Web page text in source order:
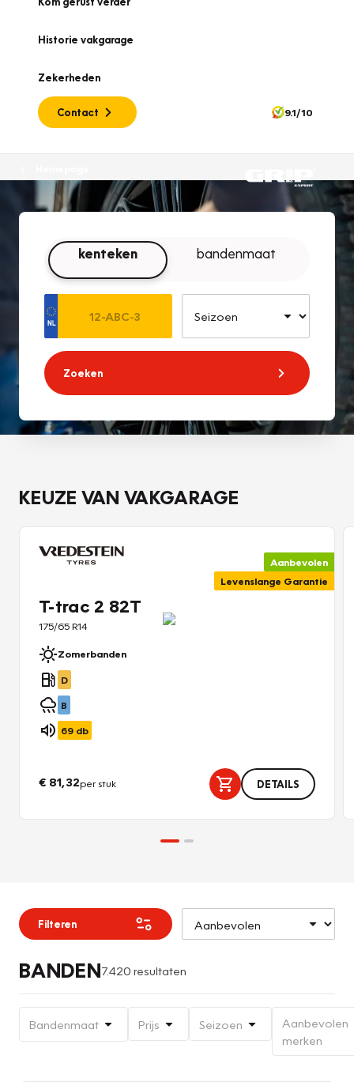
Historie vakgarage
Zekerheden
Contact 9.1/10
kenteken bandenmaat
Zoeken
KEUZE VAN VAKGARAGE
Aanbevolen
Levenslange Garantie
T-trac 2 82T
175/65 R14
Zomerbanden
D
B
69 db
€ 81,32per stuk DETAILS
Filteren
BANDEN7.420 resultaten
Bandenmaat Prijs Seizoen
Aanbevolen
merken